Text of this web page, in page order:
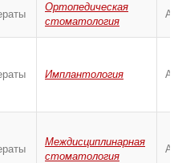
Ортопедическая
стоматология
Имплантология
Междисциплинарная
стоматология